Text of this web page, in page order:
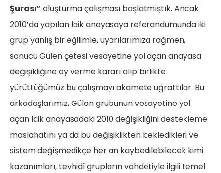
Şurası” oluşturma çalışması başlatmıştık. Ancak
2010’da yapılan laik anayasaya referandumunda iki
grup yanlış bir eğilimle, uyarılarımıza rağmen,
sonucu Gülen çetesi vesayetine yol açan anayasa
değişikliğine oy verme kararı alıp birlikte
yürüttüğümüz bu çalışmayı akamete uğrattılar. Bu
arkadaşlarımız, Gülen grubunun vesayetine yol
açan laik anayasadaki 2010 değişikliğini destekleme
maslahatını ya da bu değişiklikten bekledikleri ve
sistem değişmedikçe her an kaybedilebilecek kimi
kazanımları, tevhidî grupların vahdetiyle ilgili temel